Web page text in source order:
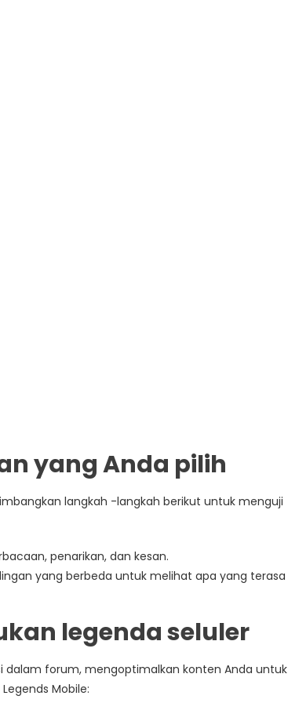
yang Anda pilih
langkah -langkah berikut untuk menguji
penarikan, dan kesan.
yang berbeda untuk melihat apa yang terasa
legenda seluler
dalam forum, mengoptimalkan konten Anda untuk
Mobile: